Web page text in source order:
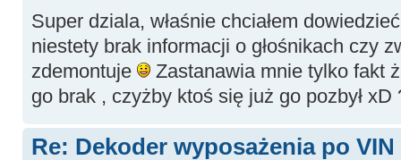
Super dziala, właśnie chciałem
niestety brak informacji o głośnikach czy
zdemontuje
Zastanawia mnie tylko fakt
go brak , czyżby ktoś się już go pozbył xD
Re: Dekoder wyposażenia po